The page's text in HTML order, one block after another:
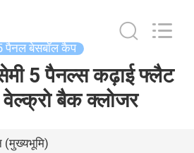
पैनल बेसबॉल कैप
5 पैनल्स कढ़ाई फ्लैट
बैक क्लोजर
(मुख्यभूमि)